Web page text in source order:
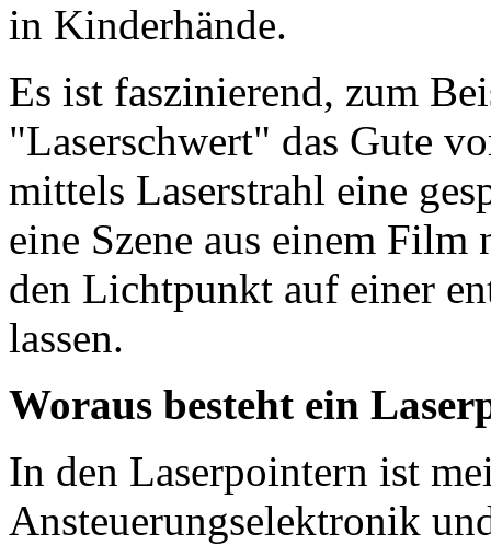
in Kinderhände.
Es ist faszinierend, zum
"Laserschwert" das Gute
mittels Laserstrahl eine
eine Szene aus einem
den Lichtpunkt auf einer
lassen.
Woraus besteht ein
In den Laserpointern ist
Ansteuerungselektronik